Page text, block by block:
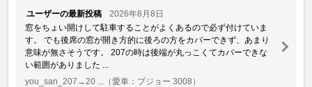
ユーザーの最新投稿
2026年8月8日
窓をちょい開けして駐車することがよくあるので必ず付けていま
す。 でも後席の窓が開き方的に後ろの方をカバーできず、あまり
意味が無さそうです。 207の時は後端が丸っこくてカバーできな
い範囲がありました ...
you_san_207→20 ...
（愛車：プジョー 3008）